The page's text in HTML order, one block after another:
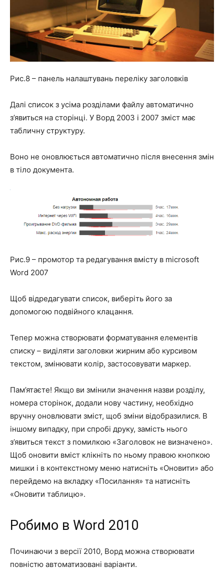
Рис.8 – панель налаштувань переліку заголовків
Далі список з усіма розділами файлу автоматично
з’явиться на сторінці. У Ворд 2003 і 2007 зміст має
табличну структуру.
Воно не оновлюється автоматично після внесення змін
в тіло документа.
Рис.9 – промотор та редагування вмісту в microsoft
Word 2007
Щоб відредагувати список, виберіть його за
допомогою подвійного клацання.
Тепер можна створювати форматування елементів
списку – виділяти заголовки жирним або курсивом
текстом, змінювати колір, застосовувати маркер.
Пам’ятаєте! Якщо ви змінили значення назви розділу,
номера сторінок, додали нову частину, необхідно
вручну оновлювати зміст, щоб зміни відобразилися. В
іншому випадку, при спробі друку, замість нього
з’явиться текст з помилкою «Заголовок не визначено».
Щоб оновити вміст клікніть по ньому правою кнопкою
мишки і в контекстному меню натисніть «Оновити» або
перейдемо на вкладку «Посилання» та натисніть
«Оновити таблицю».
Робимо в Word 2010
Починаючи з версії 2010, Ворд можна створювати
повністю автоматизовані варіанти.